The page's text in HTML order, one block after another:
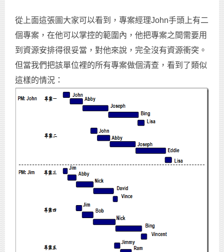
從上面這張圖大家可以看到，專案經理John手頭上有二
個專案，在他可以掌控的範圍內，他把專案之間需要用
到資源安排得很妥當，對他來說，完全沒有資源衝突。
但當我們把該單位裡的所有專案做個清查，看到了類似
這樣的情況：